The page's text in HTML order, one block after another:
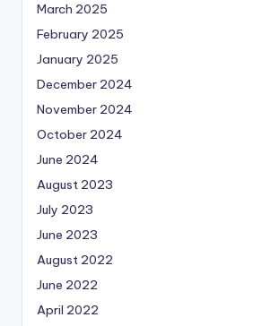
March 2025
February 2025
January 2025
December 2024
November 2024
October 2024
June 2024
August 2023
July 2023
June 2023
August 2022
June 2022
April 2022